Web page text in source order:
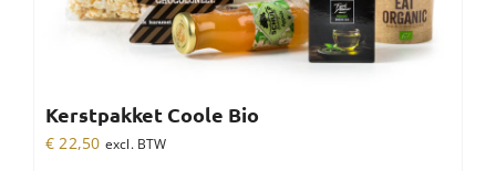
Kerstpakket Coole Bio
€ 22,50 excl. BTW